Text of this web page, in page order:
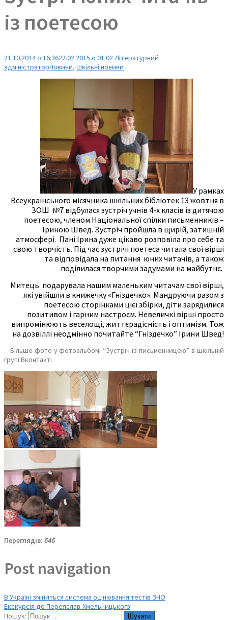
із поетесою
21.10.2014 о 16:3622.02.2015 о 01:02Літературний
адміністраторНовини, Шкільні новини
У рамках
Всеукраїнського місячника шкільних бібліотек 13 жовтня в
ЗОШ №7 відбулася зустріч учнів 4-х класів із дитячою
поетесою, членом Національної спілки письменників –
Іриною Швед. Зустріч пройшла в щирій, затишній
атмосфері. Пані Ірина дуже цікаво розповіла про себе та
свою творчість. Під час зустрічі поетеса читала свої вірші
та відповідала на питання юних читачів, а також
поділилася творчими задумами на майбутнє.
Митець подарувала нашим маленьким читачам свої вірші,
які увійшли в книжечку «Гніздечко». Мандруючи разом з
поетесою сторінками цієї збірки, діти зарядилися
позитивом і гарним настроєм. Невеличкі вірші просто
випромінюють веселощі, життєрадісність і оптимізм. Тож
на дозвіллі неодмінно почитайте “Гніздечко” Ірини Швед!
Більше фото у фотоальбомі “Зустріч із письменницею” в шкільній
групі Вконтакті
Переглядів: 646
Post navigation
В Україні зміниться система оцінювання тестів ЗНО
Екскурсія до Переяслав-Хмельницького
Пошук: